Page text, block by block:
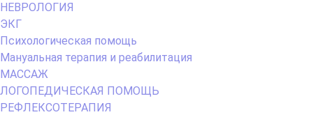
НЕВРОЛОГИЯ
ЭКГ
Психологическая помощь
Мануальная терапия и реабилитация
МАССАЖ
ЛОГОПЕДИЧЕСКАЯ ПОМОЩЬ
РЕФЛЕКСОТЕРАПИЯ